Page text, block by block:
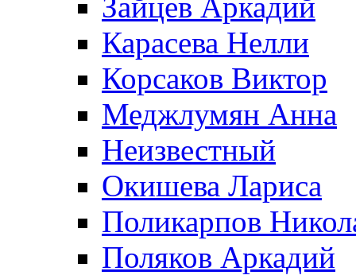
Карасева Нелли
Корсаков Виктор
Меджлумян Анна
Неизвестный
Окишева Лариса
Поликарпов
Поляков Аркадий